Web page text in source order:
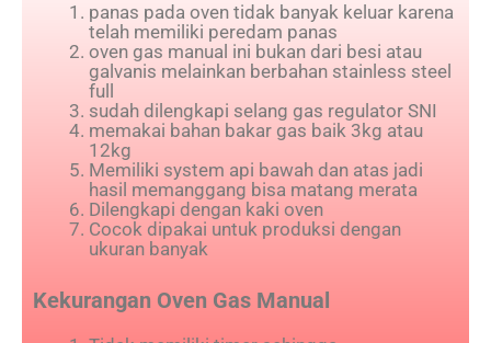
panas pada oven tidak banyak keluar karena
telah memiliki peredam panas
oven gas manual ini bukan dari besi atau
galvanis melainkan berbahan stainless steel
full
sudah dilengkapi selang gas regulator SNI
memakai bahan bakar gas baik 3kg atau
12kg
Memiliki system api bawah dan atas jadi
hasil memanggang bisa matang merata
Dilengkapi dengan kaki oven
Cocok dipakai untuk produksi dengan
ukuran banyak
Kekurangan Oven Gas Manual